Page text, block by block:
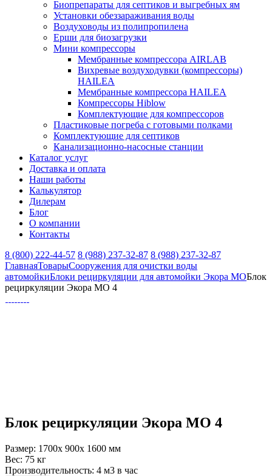
Биопрепараты для септиков и выгребных ям
Установки обеззараживания воды
Воздуховоды из полипропилена
Ерши для биозагрузки
Мини компрессоры
Мембранные компрессора AIRLAB
Вихревые воздуходувки (компрессоры)
HAILEA
Мембранные компрессора HAILEA
Компрессоры Hiblow
Комплектующие для компрессоров
Пластиковые погреба с готовыми полками
Комплектующие для септиков
Канализационно-насосные станции
Каталог услуг
Доставка и оплата
Наши работы
Калькулятор
Дилерам
Блог
О компании
Контакты
8 (800) 222-44-57 8 (988) 237-32-87 8 (988) 237-32-87
ГлавнаяТоварыСооружения для очистки воды
автомойкиБлоки рециркуляции для автомойки Экора МОБлок
рециркуляции Экора МО 4
Блок рециркуляции Экора МО 4
Размер: 1700x 900x 1600 мм
Вес: 75 кг
Производительность: 4 м3 в час